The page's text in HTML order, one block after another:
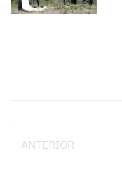
ANTERIOR